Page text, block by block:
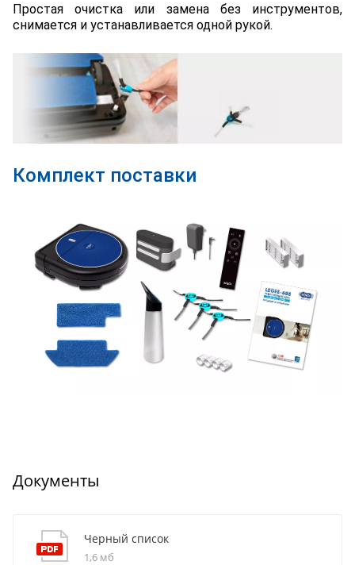
Простая очистка или замена без инструментов,
снимается и устанавливается одной рукой.
Комплект поставки
Документы
Черный список
1,6 мб